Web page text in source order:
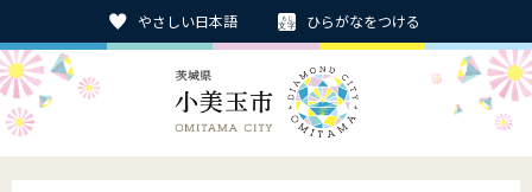
やさしい日本語 ひらがなをつける